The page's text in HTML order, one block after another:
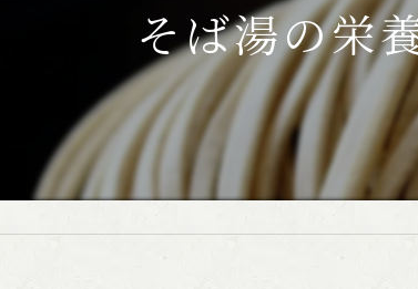
そば湯の栄